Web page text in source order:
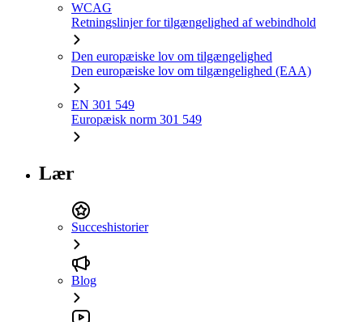
WCAG
Retningslinjer for tilgængelighed af webindhold
Den europæiske lov om tilgængelighed
Den europæiske lov om tilgængelighed (EAA)
EN 301 549
Europæisk norm 301 549
Lær
Succeshistorier
Blog